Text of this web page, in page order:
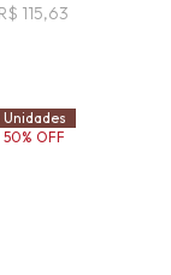
115,63
Unidades
50% OFF